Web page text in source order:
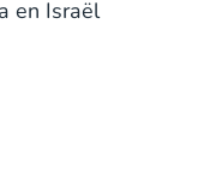
en Israël